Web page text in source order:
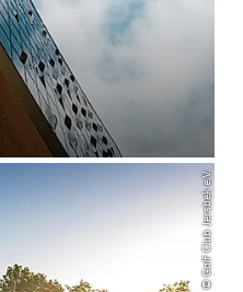
© Golf Club Jersbek e.V.